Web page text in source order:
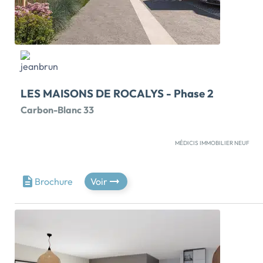
LES MAISONS DE ROCALYS - Phase 2
Carbon-Blanc 33
MÉDICIS IMMOBILIER NEUF
nature, offrant un esprit de village au coeur de la
commune de Carbon-Blanc, avec des commerces et
des écoles à proximité. Ces maisons neuves sont
Bordeaux, les plages de l'océan, le Cap Ferret et le
Bassin d'Arcachon. Le programme immobilier se
distingue par son architecture épurée et naturelle,
Brochure Voir